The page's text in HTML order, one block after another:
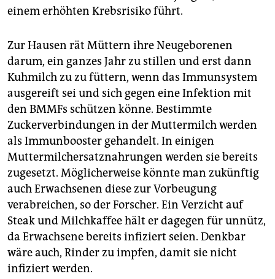
einem erhöhten Krebsrisiko führt.
Zur Hausen rät Müttern ihre Neugeborenen
darum, ein ganzes Jahr zu stillen und erst dann
Kuhmilch zu zu füttern, wenn das Immunsystem
ausgereift sei und sich gegen eine Infektion mit
den BMMFs schützen könne. Bestimmte
Zuckerverbindungen in der Muttermilch werden
als Immunbooster gehandelt. In einigen
Muttermilchersatznahrungen werden sie bereits
zugesetzt. Möglicherweise könnte man zukünftig
auch Erwachsenen diese zur Vorbeugung
verabreichen, so der Forscher. Ein Verzicht auf
Steak und Milch­kaffee hält er dagegen für unnütz,
da Erwachsene bereits infiziert seien. Denkbar
wäre auch, Rinder zu impfen, damit sie nicht
infiziert werden.